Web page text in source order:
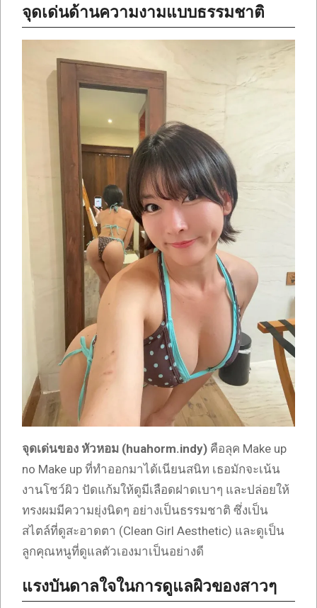
จุดเด่นด้านความงามแบบธรรมชาติ
จุดเด่นของ หัวหอม (huahorm.indy) คือลุค Make up
no Make up ที่ทำออกมาได้เนียนสนิท เธอมักจะเน้น
งานโชว์ผิว ปัดแก้มให้ดูมีเลือดฝาดเบาๆ และปล่อยให้
ทรงผมมีความยุ่งนิดๆ อย่างเป็นธรรมชาติ ซึ่งเป็น
สไตล์ที่ดูสะอาดตา (Clean Girl Aesthetic) และดูเป็น
ลูกคุณหนูที่ดูแลตัวเองมาเป็นอย่างดี
แรงบันดาลใจในการดูแลผิวของสาวๆ